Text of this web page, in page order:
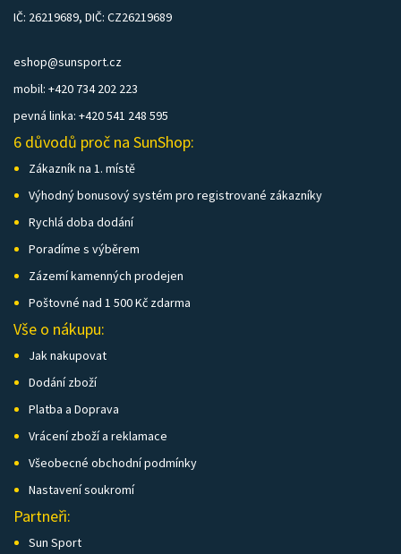
IČ: 26219689, DIČ: CZ26219689
eshop@sunsport.cz
mobil: +420 734 202 223
pevná linka: +420 541 248 595
6 důvodů proč na SunShop:
Zákazník na 1. místě
Výhodný bonusový systém pro registrované zákazníky
Rychlá doba dodání
Poradíme s výběrem
Zázemí kamenných prodejen
Poštovné nad 1 500 Kč zdarma
Vše o nákupu:
Jak nakupovat
Dodání zboží
Platba a Doprava
Vrácení zboží a reklamace
Všeobecné obchodní podmínky
Nastavení soukromí
Partneři:
Sun Sport